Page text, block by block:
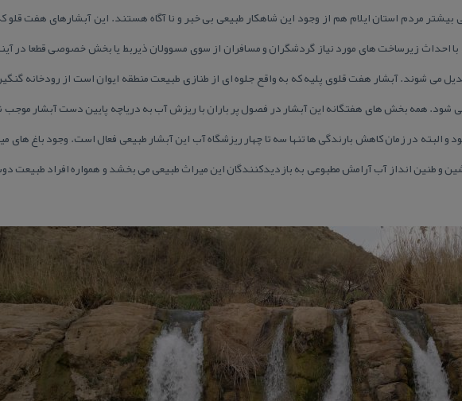
مردم استان ایلام هم از وجود این شاهكار طبیعی بی خبر و نا آگاه هستند. این آبشارهای هفت قلو
احداث زیرساخت های مورد نیاز گردشگران و مسافران از سوی مسوولان ذیربط یا بخش خصوصی قطعا در
می شوند. آبشار هفت قلوی پلیه كه به واقع جلوه ای از طنازی طبیعت منطقه ایوان است از رودخانه
شود. همه بخش های هفتگانه این آبشار در فصول پر باران با ریزش آب به دریاچه پایین دست آبشار
و البته در زمان كاهش بارندگی ها تنها سه تا چهار ریزشگاه آب این آبشار طبیعی فعال است. وجود باغ های
و طنین انداز آب آرامش مطبوعی به بازدیدكنندگان این میراث طبیعی می بخشد و همواره افراد طبیعت